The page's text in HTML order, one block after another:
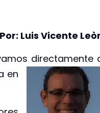
Por: Luis Vicente
directamente
en